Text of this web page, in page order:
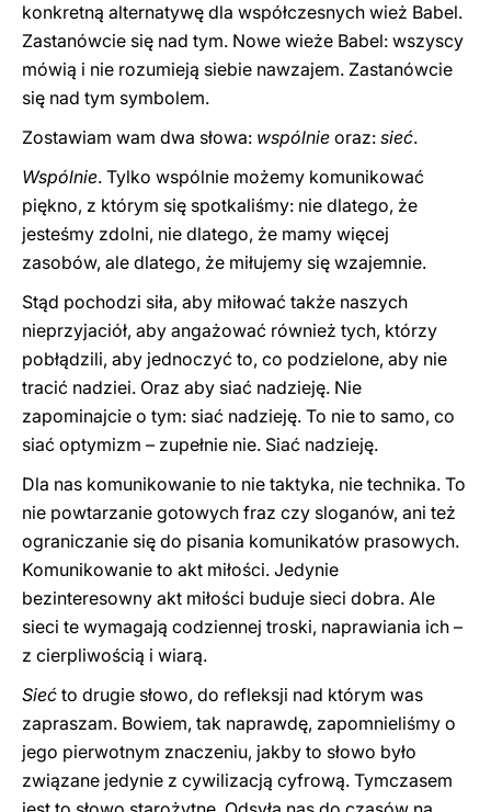
konkretną alternatywę dla współczesnych wież Babel.
Zastanówcie się nad tym. Nowe wieże Babel: wszyscy
mówią i nie rozumieją siebie nawzajem. Zastanówcie
się nad tym symbolem.
Zostawiam wam dwa słowa: wspólnie oraz: sieć.
Wspólnie. Tylko wspólnie możemy komunikować
piękno, z którym się spotkaliśmy: nie dlatego, że
jesteśmy zdolni, nie dlatego, że mamy więcej
zasobów, ale dlatego, że miłujemy się wzajemnie.
Stąd pochodzi siła, aby miłować także naszych
nieprzyjaciół, aby angażować również tych, którzy
pobłądzili, aby jednoczyć to, co podzielone, aby nie
tracić nadziei. Oraz aby siać nadzieję. Nie
zapominajcie o tym: siać nadzieję. To nie to samo, co
siać optymizm – zupełnie nie. Siać nadzieję.
Dla nas komunikowanie to nie taktyka, nie technika. To
nie powtarzanie gotowych fraz czy sloganów, ani też
ograniczanie się do pisania komunikatów prasowych.
Komunikowanie to akt miłości. Jedynie
bezinteresowny akt miłości buduje sieci dobra. Ale
sieci te wymagają codziennej troski, naprawiania ich –
z cierpliwością i wiarą.
Sieć to drugie słowo, do refleksji nad którym was
zapraszam. Bowiem, tak naprawdę, zapomnieliśmy o
jego pierwotnym znaczeniu, jakby to słowo było
związane jedynie z cywilizacją cyfrową. Tymczasem